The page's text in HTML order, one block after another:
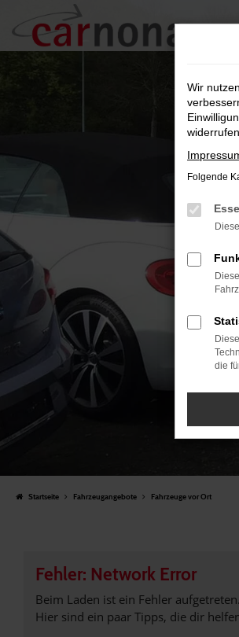
Zum
Hauptinhalt
springen
Startseite Fahrzeugangebote Fahrzeuge vor Ort
Fehler: Network Error
Beim Laden ist ein Fehler aufgetreten.
Hier sind ein paar Tipps, die dir
Wir
Folgende
die